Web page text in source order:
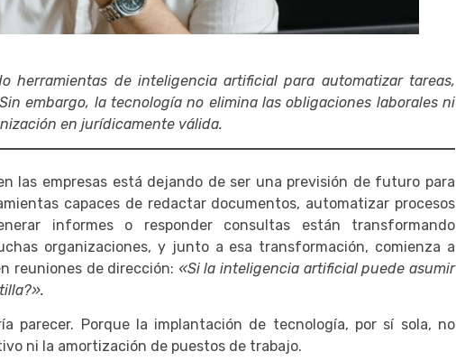
herramientas de inteligencia artificial para automatizar tareas,
embargo, la tecnología no elimina las obligaciones laborales ni
en jurídicamente válida.
las empresas está dejando de ser una previsión de futuro para
capaces de redactar documentos, automatizar procesos
informes o responder consultas están transformando
organizaciones, y junto a esa transformación, comienza a
reuniones de dirección: «Si la inteligencia artificial puede asumir
parecer. Porque la implantación de tecnología, por sí sola, no
ni la amortización de puestos de trabajo.